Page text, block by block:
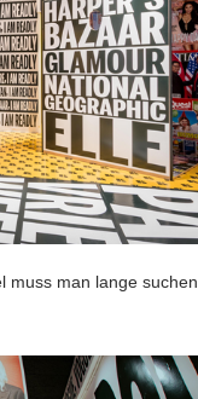
muss man lange